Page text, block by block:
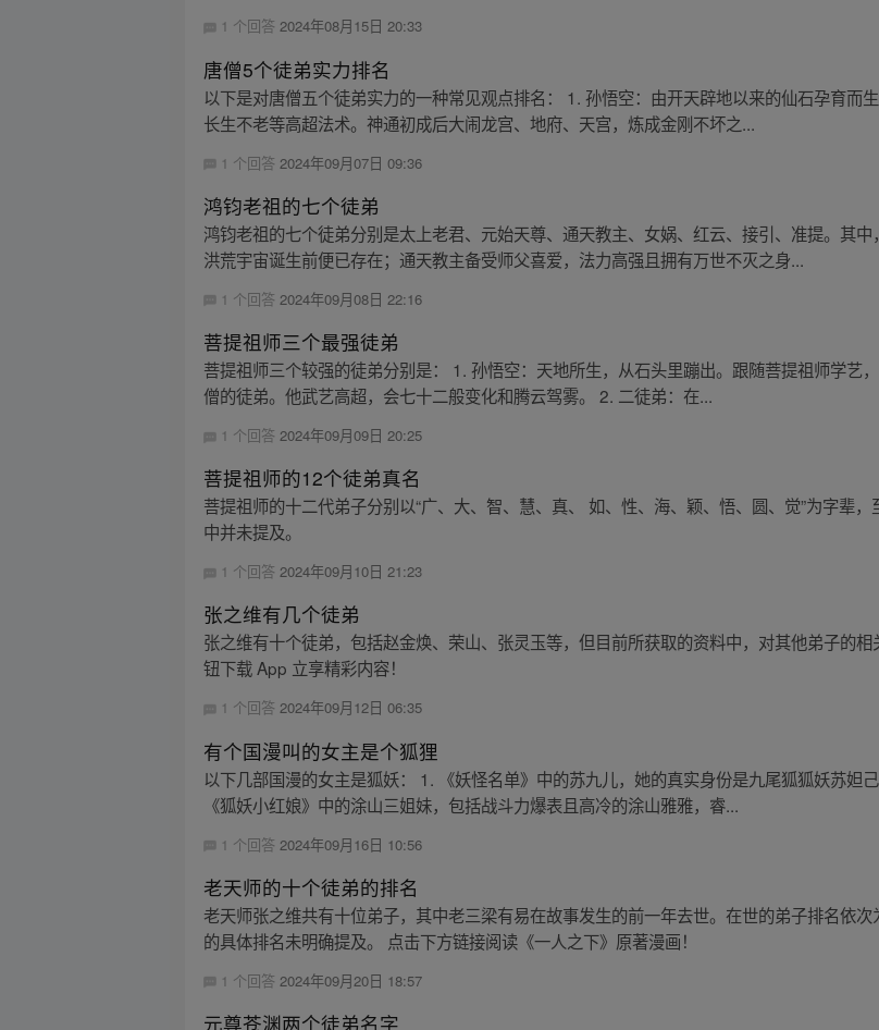
1 个回答2024年08月15日 20:33
唐僧5个徒弟实力排名
以下是对唐僧五个徒弟实力的一种常见观点排名： 1. 孙悟空：由开天辟地以来的仙石孕育而
长生不老等高超法术。神通初成后大闹龙宫、地府、天宫，炼成金刚不坏之...
1 个回答 2024年09月07日 09:36
鸿钧老祖的七个徒弟
鸿钧老祖的七个徒弟分别是太上老君、元始天尊、通天教主、女娲、红云、接引、准提。其
洪荒宇宙诞生前便已存在；通天教主备受师父喜爱，法力高强且拥有万世不灭之身...
1 个回答 2024年09月08日 22:16
菩提祖师三个最强徒弟
菩提祖师三个较强的徒弟分别是： 1. 孙悟空：天地所生，从石头里蹦出。跟随菩提祖师学艺
僧的徒弟。他武艺高超，会七十二般变化和腾云驾雾。 2. 二徒弟：在...
1 个回答2024年09月09日 20:25
菩提祖师的12个徒弟真名
菩提祖师的十二代弟子分别以“广、大、智、慧、真、 如、性、海、颖、悟、圆、觉”为字辈
中并未提及。
1 个回答2024年09月10日 21:23
张之维有几个徒弟
张之维有十个徒弟，包括赵金焕、荣山、张灵玉等，但目前所获取的资料中，对其他弟子的
钮下载 App 立享精彩内容！
1 个回答2024年09月12日 06:35
有个国漫叫的女主是个狐狸
以下几部国漫的女主是狐妖： 1. 《妖怪名单》中的苏九儿，她的真实身份是九尾狐狐妖苏妲
《狐妖小红娘》中的涂山三姐妹，包括战斗力爆表且高冷的涂山雅雅，睿...
1 个回答 2024年09月16日 10:56
老天师的十个徒弟的排名
老天师张之维共有十位弟子，其中老三梁有易在故事发生的前一年去世。在世的弟子排名依
的具体排名未明确提及。 点击下方链接阅读《一人之下》原著漫画！
1 个回答 2024年09月20日 18:57
元尊苍渊两个徒弟名字